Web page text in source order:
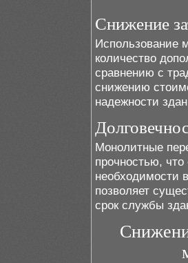
Снижение
Использование
количество
сравнению с
снижению
надежности
Монолитные
прочностью, что
необходимости
позволяет
срок службы